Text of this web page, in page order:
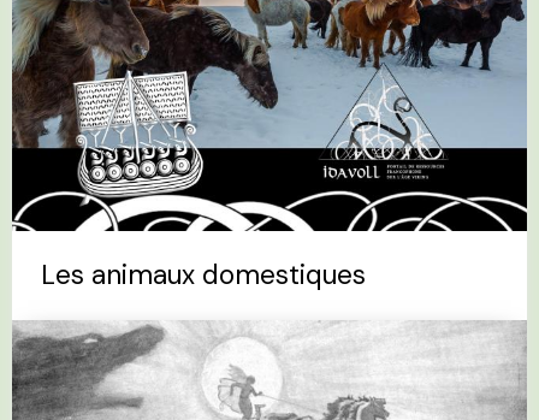
Les animaux domestiques